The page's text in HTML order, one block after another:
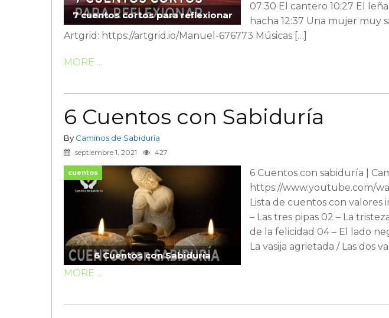
7 cuentos cortos para reflexionar
07:30 El cantero 10:27 El
hacha 12:37 Una mujer muy
Artgrid: https://artgrid.io/Manuel-676773 Músicas […]
MORE ...
6 Cuentos con Sabiduría
By Caminos de Sabiduría
septiembre 1, 2021 427
cuentos
6 Cuentos con Sabiduría
6 Cuentos con sabiduría |
https://www.youtube.com/
Lista de cuentos con valores
– Las tres pipas 02 – La
de la felicidad 04 – El lado
La vasija agrietada / Las dos
MORE ...